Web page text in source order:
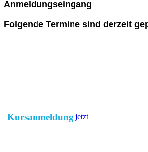
Anmeldungseingang
Folgende Termine sind derzeit
Kursanmeldung jetzt